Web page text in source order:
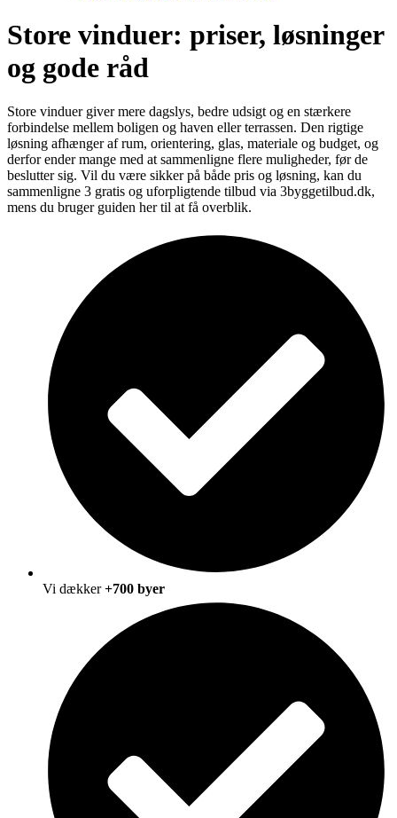
Store vinduer: priser, løsninger
og gode råd
Store vinduer giver mere dagslys, bedre udsigt og en stærkere
forbindelse mellem boligen og haven eller terrassen. Den rigtige
løsning afhænger af rum, orientering, glas, materiale og budget, og
derfor ender mange med at sammenligne flere muligheder, før de
beslutter sig. Vil du være sikker på både pris og løsning, kan du
sammenligne 3 gratis og uforpligtende tilbud via 3byggetilbud.dk,
mens du bruger guiden her til at få overblik.
Vi dækker+700 byer